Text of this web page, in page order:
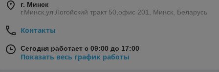
г. Минск
г.Минск,ул.Логойский тракт 50,офис 201, Минск, Беларусь
Контакты
Сегодня работает с 09:00 до 17:00
Показать весь график работы